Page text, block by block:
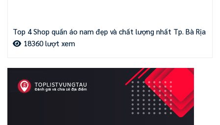
Top 4 Shop quần áo nam đẹp và chất lượng nhất Tp. Bà Rịa
18360 lượt xem